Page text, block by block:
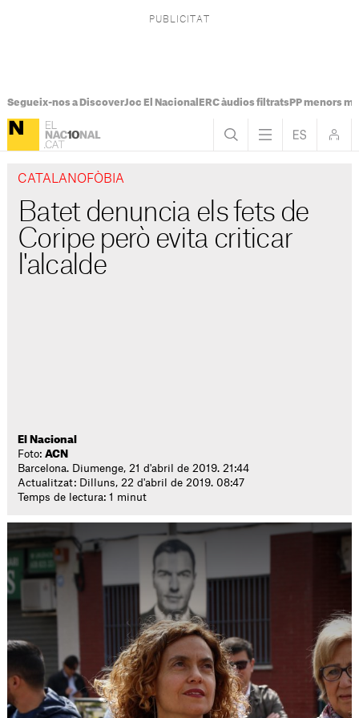
Segueix-nos a DiscoverJoc El Nacional ERC àudios filtratsPP menors
CATALANOFÒBIA
Batet denuncia els fets de
Coripe però evita criticar
l'alcalde
El Nacional
Foto:ACN
Barcelona. Diumenge, 21 d'abril de 2019. 21:44
Actualitzat: Dilluns, 22 d'abril de 2019. 08:47
Temps de lectura: 1 minut